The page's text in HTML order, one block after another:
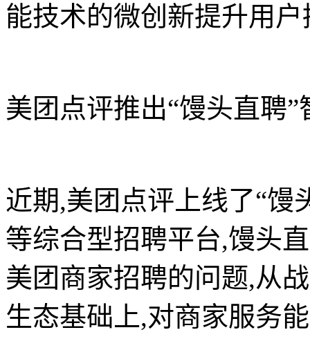
能技术的微创新提升用
美团点评推出“馒头直聘
近期,美团点评上线了“馒
等综合型招聘平台,馒头
美团商家招聘的问题,从
生态基础上,对商家服务